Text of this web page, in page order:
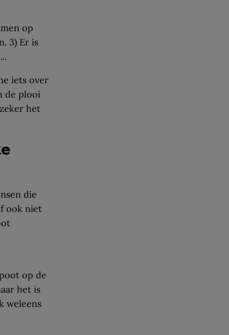
op
3) Er is
iets over
de plooi
het
die
ook niet
op de
het is
weleens